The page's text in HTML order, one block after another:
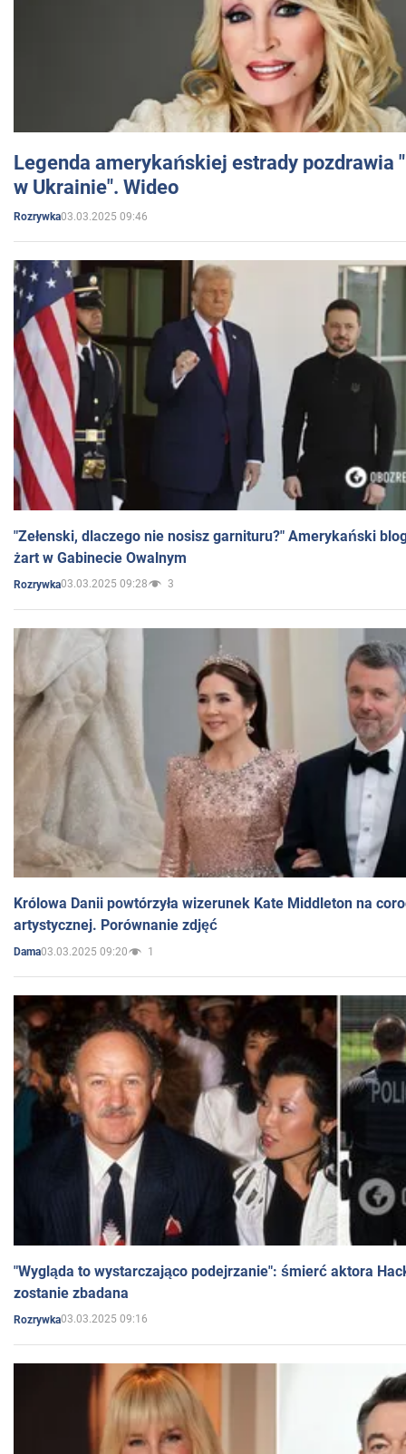
Legenda amerykańskiej estrady pozdrawia
w Ukrainie". Wideo
Rozrywka03.03.2025 09:46
"Zełenski, dlaczego nie nosisz garnituru?" Amerykański
żart w Gabinecie Owalnym
Rozrywka03.03.2025 09:28 3
Królowa Danii powtórzyła wizerunek Kate Middleton na
artystycznej. Porównanie zdjęć
Dama03.03.2025 09:20 1
"Wygląda to wystarczająco podejrzanie": śmierć aktora
zostanie zbadana
Rozrywka03.03.2025 09:16